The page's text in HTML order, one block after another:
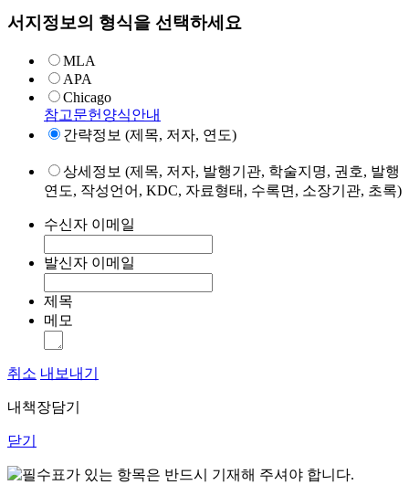
서지정보의 형식을 선택하세요
MLA
APA
Chicago
참고문헌양식안내
간략정보 (제목, 저자, 연도)
상세정보 (제목, 저자, 발행기관, 학술지명, 권호, 발행
연도, 작성언어, KDC, 자료형태, 수록면, 소장기관, 초록)
수신자 이메일
발신자 이메일
제목
메모
취소 내보내기
내책장담기
닫기
표가 있는 항목은 반드시 기재해 주셔야 합니다.